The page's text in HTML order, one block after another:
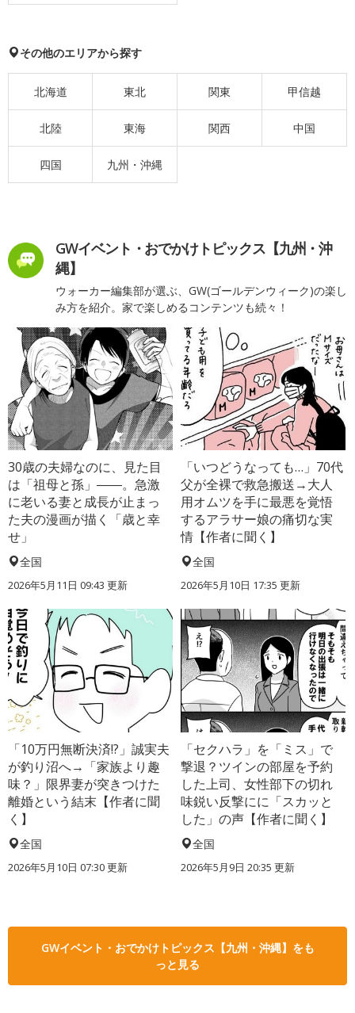
その他のエリアから探す
北海道 東北 関東 甲信越
北陸 東海 関西 中国
四国 九州・沖縄
GWイベント・おでかけトピックス【九州・沖
縄】
ウォーカー編集部が選ぶ、GW(ゴールデンウィーク)の楽し
み方を紹介。家で楽しめるコンテンツも続々！
30歳の夫婦なのに、見た目
は「祖母と孫」――。急激
に老いる妻と成長が止まっ
た夫の漫画が描く「歳と幸
せ」
全国
2026年5月11日 09:43 更新
「いつどうなっても…」70代
父が全裸で救急搬送→大人
用オムツを手に最悪を覚悟
するアラサー娘の痛切な実
情【作者に聞く】
全国
2026年5月10日 17:35 更新
「10万円無断決済!?」誠実夫
が釣り沼へ→「家族より趣
味？」限界妻が突きつけた
離婚という結末【作者に聞
く】
全国
2026年5月10日 07:30 更新
「セクハラ」を「ミス」で
撃退？ツインの部屋を予約
した上司、女性部下の切れ
味鋭い反撃にに「スカッと
した」の声【作者に聞く】
全国
2026年5月9日 20:35 更新
GWイベント・おでかけトピックス【九州・沖縄】をも
っと見る